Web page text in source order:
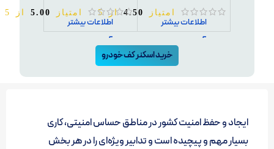
امتیاز 4.50از 5
اطلاعات بیشتر
امتیاز 5.00 از 5
اطلاعات بیشتر
خرید اسکنر کف خودرو
ایجاد و حفظ امنیت کشور در مناطق حساس امنیتی، کاری
بسیار مهم و پیچیده است و تدابیر ویژه‌ای را در هر بخش